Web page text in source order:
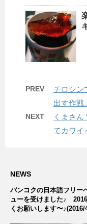
PREV
チロシン
出す作戦。
NEXT
くまさん
てカワイ
NEWS
バンコクの日本語フリー
ューを受けました♪
くお願いします〜♪(2016/